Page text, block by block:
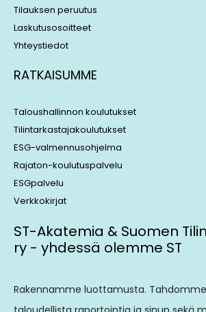
Tilauksen peruutus
Laskutusosoitteet
Yhteystiedot
RATKAISUMME
Taloushallinnon koulutukset
Tilintarkastajakoulutukset
ESG-valmennusohjelma
Rajaton-koulutuspalvelu
ESGpalvelu
Verkkokirjat
ST-Akatemia & Suomen
ry - yhdessä olemme ST
Rakennamme luottamusta.